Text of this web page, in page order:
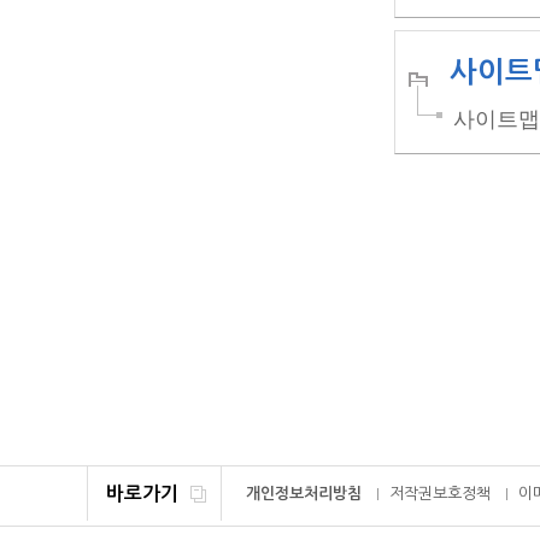
사이트
사이트맵
바로가기 개인정보처리방침 저작권보호정책 이